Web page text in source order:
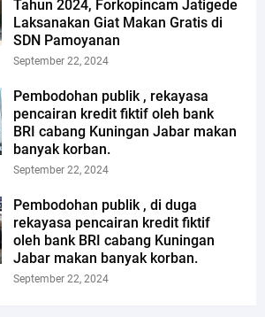
Tahun 2024, Forkopincam Jatigede
Laksanakan Giat Makan Gratis di
SDN Pamoyanan
September 22, 2024
Pembodohan publik , rekayasa
pencairan kredit fiktif oleh bank
BRI cabang Kuningan Jabar makan
banyak korban.
September 22, 2024
Pembodohan publik , di duga
rekayasa pencairan kredit fiktif
oleh bank BRI cabang Kuningan
Jabar makan banyak korban.
September 22, 2024